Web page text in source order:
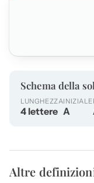
Schema della
LUNGHEZZA
4 lettere
INIZIALE
A
Altre